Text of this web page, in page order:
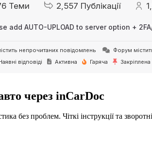
Теми 2,557 Публікації
add AUTO-UPLOAD to server option +
непрочитаних повідомлень
Форум
відповіді Активна Гаряча Закріплена
через inCarDoc
без проблем. Чіткі інструкції та